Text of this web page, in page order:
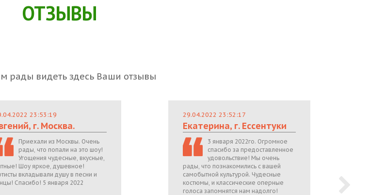
ОТЗЫВЫ
рады видеть здесь Ваши отзывы
23:53:19
г. Москва.
Приехали из Москвы. Очень
рады, что попали на это шоу!
Угощения чудесные, вкусные,
Шоу яркое, душевное!
вкладывали душу в песни и
Спасибо! 5 января 2022
29.04.2022 23:52:17
Екатерина, г. Ессентуки
3 января 2022го. Огромное
спасибо за предоставленное
удовольствие! Мы очень
рады, что познакомились с вашей
самобытной культурой. Чудесные
костюмы, и классические оперные
голоса запомнятся нам надолго!